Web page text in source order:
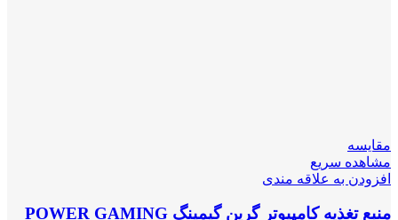
مقایسه
مشاهده سریع
افزودن به علاقه مندی
منبع تغذیه کامپیوتر گرین گیمینگ POWER GAMING